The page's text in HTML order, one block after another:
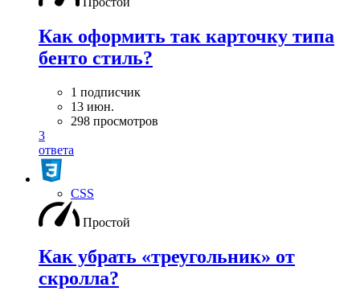
Как оформить так карточку типа
бенто стиль?
1 подписчик
13 июн.
298 просмотров
3
ответа
CSS
Простой
Как убрать «треугольник» от
скролла?